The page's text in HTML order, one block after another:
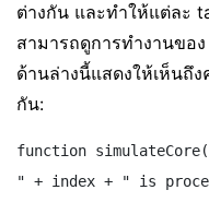
ต่างกัน และทำให้แต่ละ
สามารถดูการทำงานขอ
ด้านล่างนี้แสดงให้เห็นถึ
กัน:
function
" + index + " is